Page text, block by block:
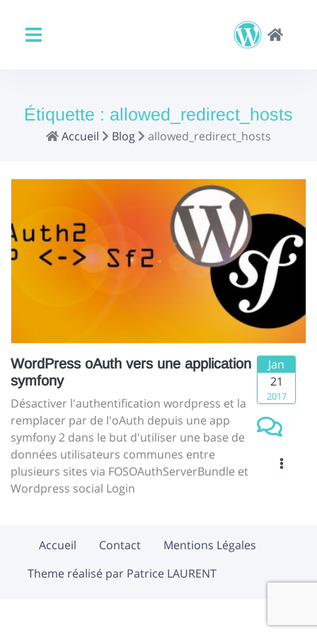
Étiquette : allowed_redirect_hosts
Accueil Blog allowed_redirect_hosts
WordPress oAuth vers une application
symfony
Désactiver l'authentification wordpress et la
remplacer par de l'oAuth depuis une app
symfony 2 dans le but d'utiliser une base de
données utilisateurs communes entre
plusieurs sites via FOSOAuthServerBundle et
Wordpress social Login
Jan
21
2017
Accueil Contact
Mentions Légales
Theme réalisé par Patrice LAURENT